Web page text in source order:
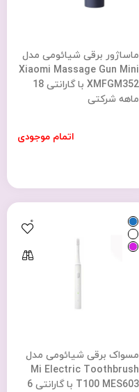
ماساژور برقی شیائومی مدل
Xiaomi Massage Gun Mini
XMFGM352 با گارانتی 18
ماهه شرکتی
اتمام موجودی
مسواک برقی شیائومی مدل
Mi Electric Toothbrush
T100 MES603 با گارانتی 6
0